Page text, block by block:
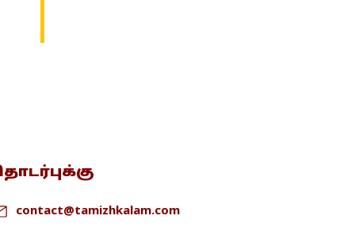
contact@tamizhkalam.com